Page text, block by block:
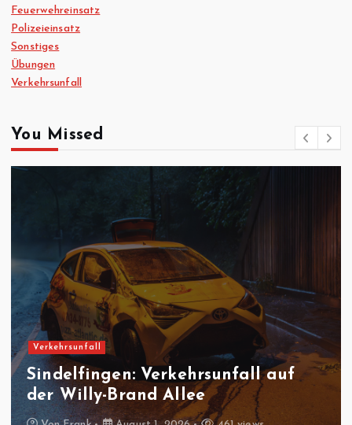
Feuerwehreinsatz
Polizeieinsatz
Sonstiges
Übungen
Verkehrsunfall
You Missed
Verkehrsunfall
Sindelfingen: Verkehrsunfall auf
der Willy-Brand Allee